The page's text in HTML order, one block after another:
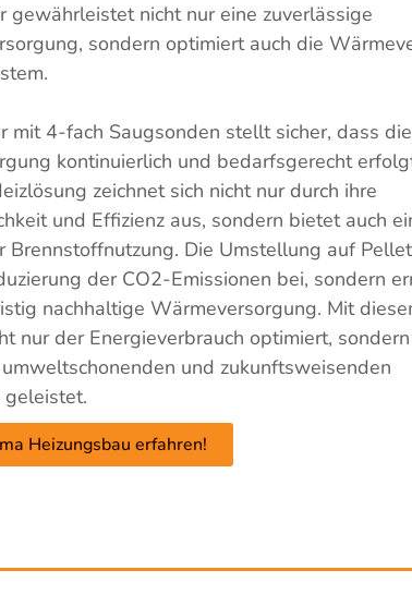
gewährleistet nicht nur eine zuverlässige
sondern optimiert auch die
mit 4-fach Saugsonden stellt sicher, dass die
kontinuierlich und bedarfsgerecht
zeichnet sich nicht nur durch ihre
und Effizienz aus, sondern bietet auch
Brennstoffnutzung. Die Umstellung auf
der CO2-Emissionen bei, sondern
nachhaltige Wärmeversorgung. Mit
nur der Energieverbrauch optimiert,
und zukunftsweisenden
geleistet.
Heizungsbau erfahren!